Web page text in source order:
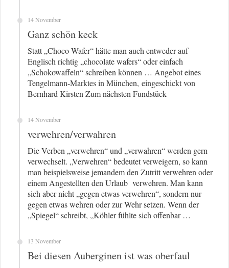
14 November
Ganz schön keck
Statt „Choco Wafer“ hätte man auch entweder auf
Englisch richtig „chocolate wafers“ oder einfach
„Schokowaffeln“ schreiben können … Angebot eines
Tengelmann-Marktes in München, eingeschickt von
Bernhard Kirsten Zum nächsten Fundstück
14 November
verwehren/verwahren
Die Verben „verwehren“ und „verwahren“ werden gern
verwechselt. „Verwehren“ bedeutet verweigern, so kann
man beispielsweise jemandem den Zutritt verwehren oder
einem Angestellten den Urlaub verwehren. Man kann
sich aber nicht „gegen etwas verwehren“, sondern nur
gegen etwas wehren oder zur Wehr setzen. Wenn der
„Spiegel“ schreibt, „Köhler fühlte sich offenbar …
13 November
Bei diesen Auberginen ist was oberfaul